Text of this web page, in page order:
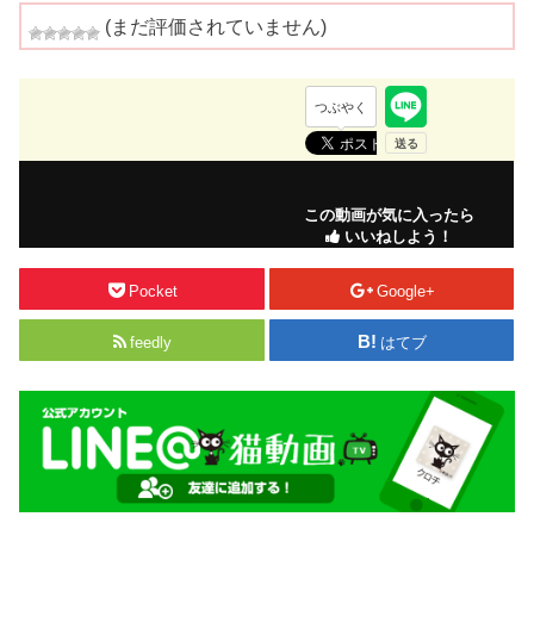
(まだ評価されていません)
つぶやく
この動画が気に入ったら
いいねしよう！
Pocket Google+
feedly はてブ